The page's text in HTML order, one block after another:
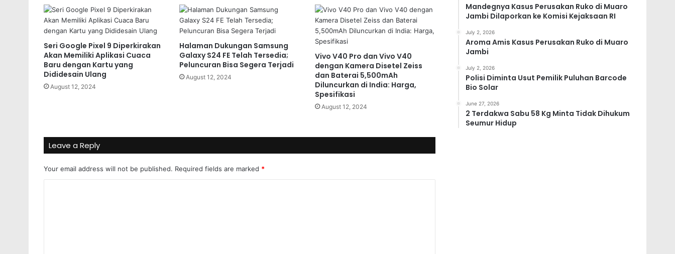
Seri Google Pixel 9 Diperkirakan
Akan Memiliki Aplikasi Cuaca
Baru dengan Kartu yang
Dididesain Ulang
August 12, 2024
Halaman Dukungan Samsung
Galaxy S24 FE Telah Tersedia;
Peluncuran Bisa Segera Terjadi
August 12, 2024
Vivo V40 Pro dan Vivo V40
dengan Kamera Disetel Zeiss
dan Baterai 5,500mAh
Diluncurkan di India: Harga,
Spesifikasi
August 12, 2024
Leave a Reply
Your email address will not be published. Required fields are marked *
Mandegnya Kasus Perusakan Ruko di Muaro
Jambi Dilaporkan ke Komisi Kejaksaan RI
July 2, 2026
Aroma Amis Kasus Perusakan Ruko di Muaro
Jambi
July 2, 2026
Polisi Diminta Usut Pemilik Puluhan Barcode
Bio Solar
June 27, 2026
2 Terdakwa Sabu 58 Kg Minta Tidak Dihukum
Seumur Hidup